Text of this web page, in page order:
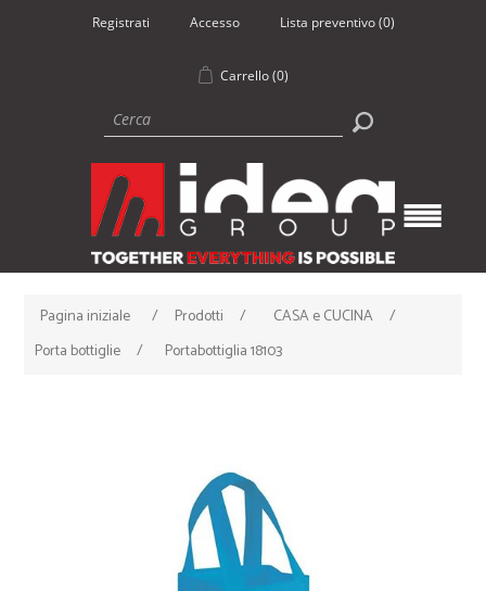
Registrati Accesso Lista preventivo (0)
Carrello (0)
Pagina iniziale / Prodotti / CASA e CUCINA
/
Porta bottiglie
/ Portabottiglia 18103